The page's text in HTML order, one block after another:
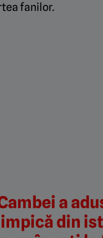
fanilor.
a
din